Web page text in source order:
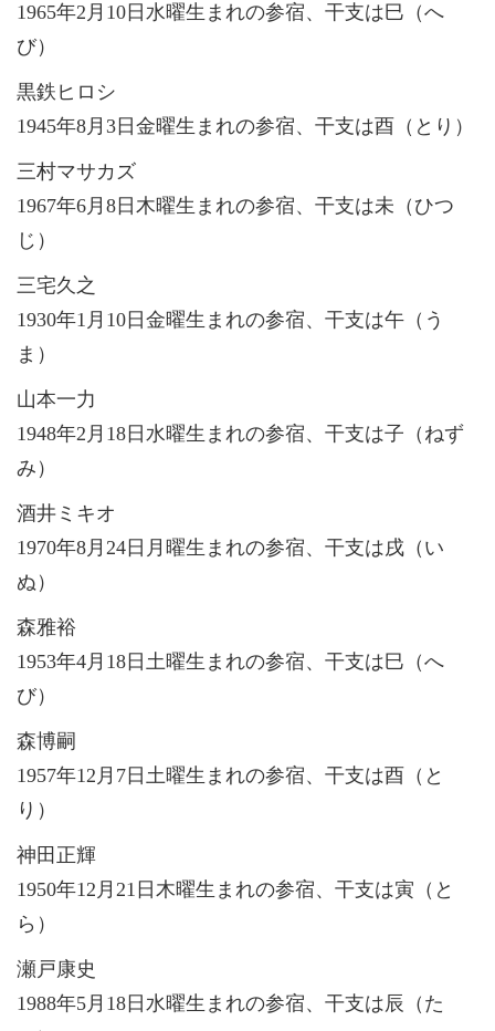
1965年2月10日水曜生まれの参宿、干支は巳（へ
び）
黒鉄ヒロシ
1945年8月3日金曜生まれの参宿、干支は酉（とり）
三村マサカズ
1967年6月8日木曜生まれの参宿、干支は未（ひつ
じ）
三宅久之
1930年1月10日金曜生まれの参宿、干支は午（う
ま）
山本一力
1948年2月18日水曜生まれの参宿、干支は子（ねず
み）
酒井ミキオ
1970年8月24日月曜生まれの参宿、干支は戌（い
ぬ）
森雅裕
1953年4月18日土曜生まれの参宿、干支は巳（へ
び）
森博嗣
1957年12月7日土曜生まれの参宿、干支は酉（と
り）
神田正輝
1950年12月21日木曜生まれの参宿、干支は寅（と
ら）
瀬戸康史
1988年5月18日水曜生まれの参宿、干支は辰（た